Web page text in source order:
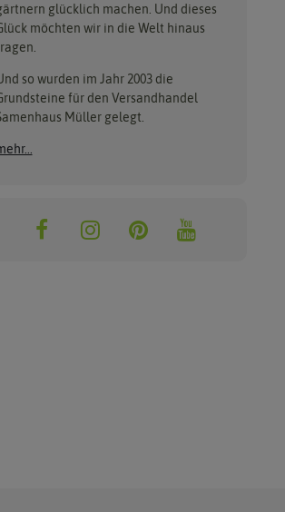
glücklich machen. Und dieses
möchten wir in die Welt hinaus
so wurden im Jahr 2003 die
für den Versandhandel
Müller gelegt.